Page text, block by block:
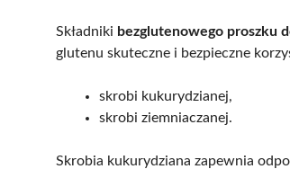
Składniki bezglutenowego proszku
glutenu skuteczne i bezpieczne
skrobi kukurydzianej,
skrobi ziemniaczanej.
Skrobia kukurydziana zapewnia